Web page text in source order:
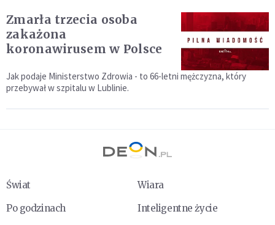
Zmarła trzecia osoba
zakażona
koronawirusem w Polsce
Jak podaje Ministerstwo Zdrowia - to 66-letni mężczyzna, który
przebywał w szpitalu w Lublinie.
Świat
Wiara
Po godzinach
Inteligentne życie